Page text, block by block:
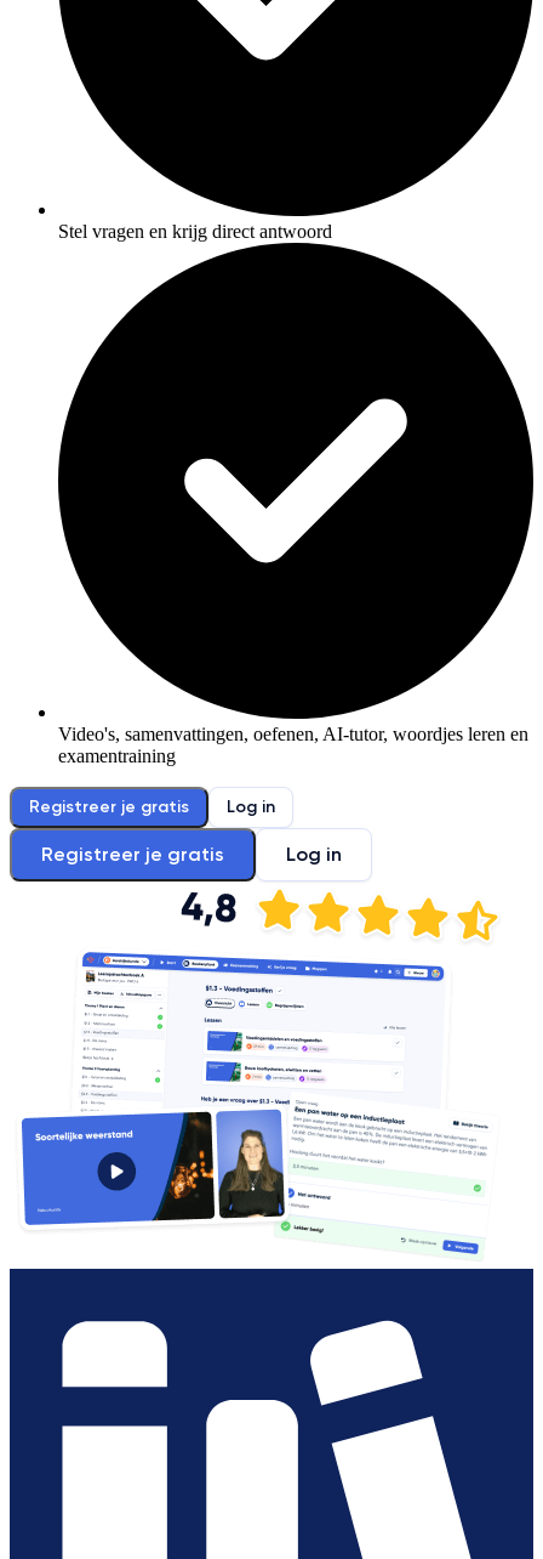
Stel vragen en krijg direct antwoord
Video's, samenvattingen, oefenen, AI-tutor, woordjes leren en
examentraining
Registreer je gratis Log in
Registreer je gratis Log in